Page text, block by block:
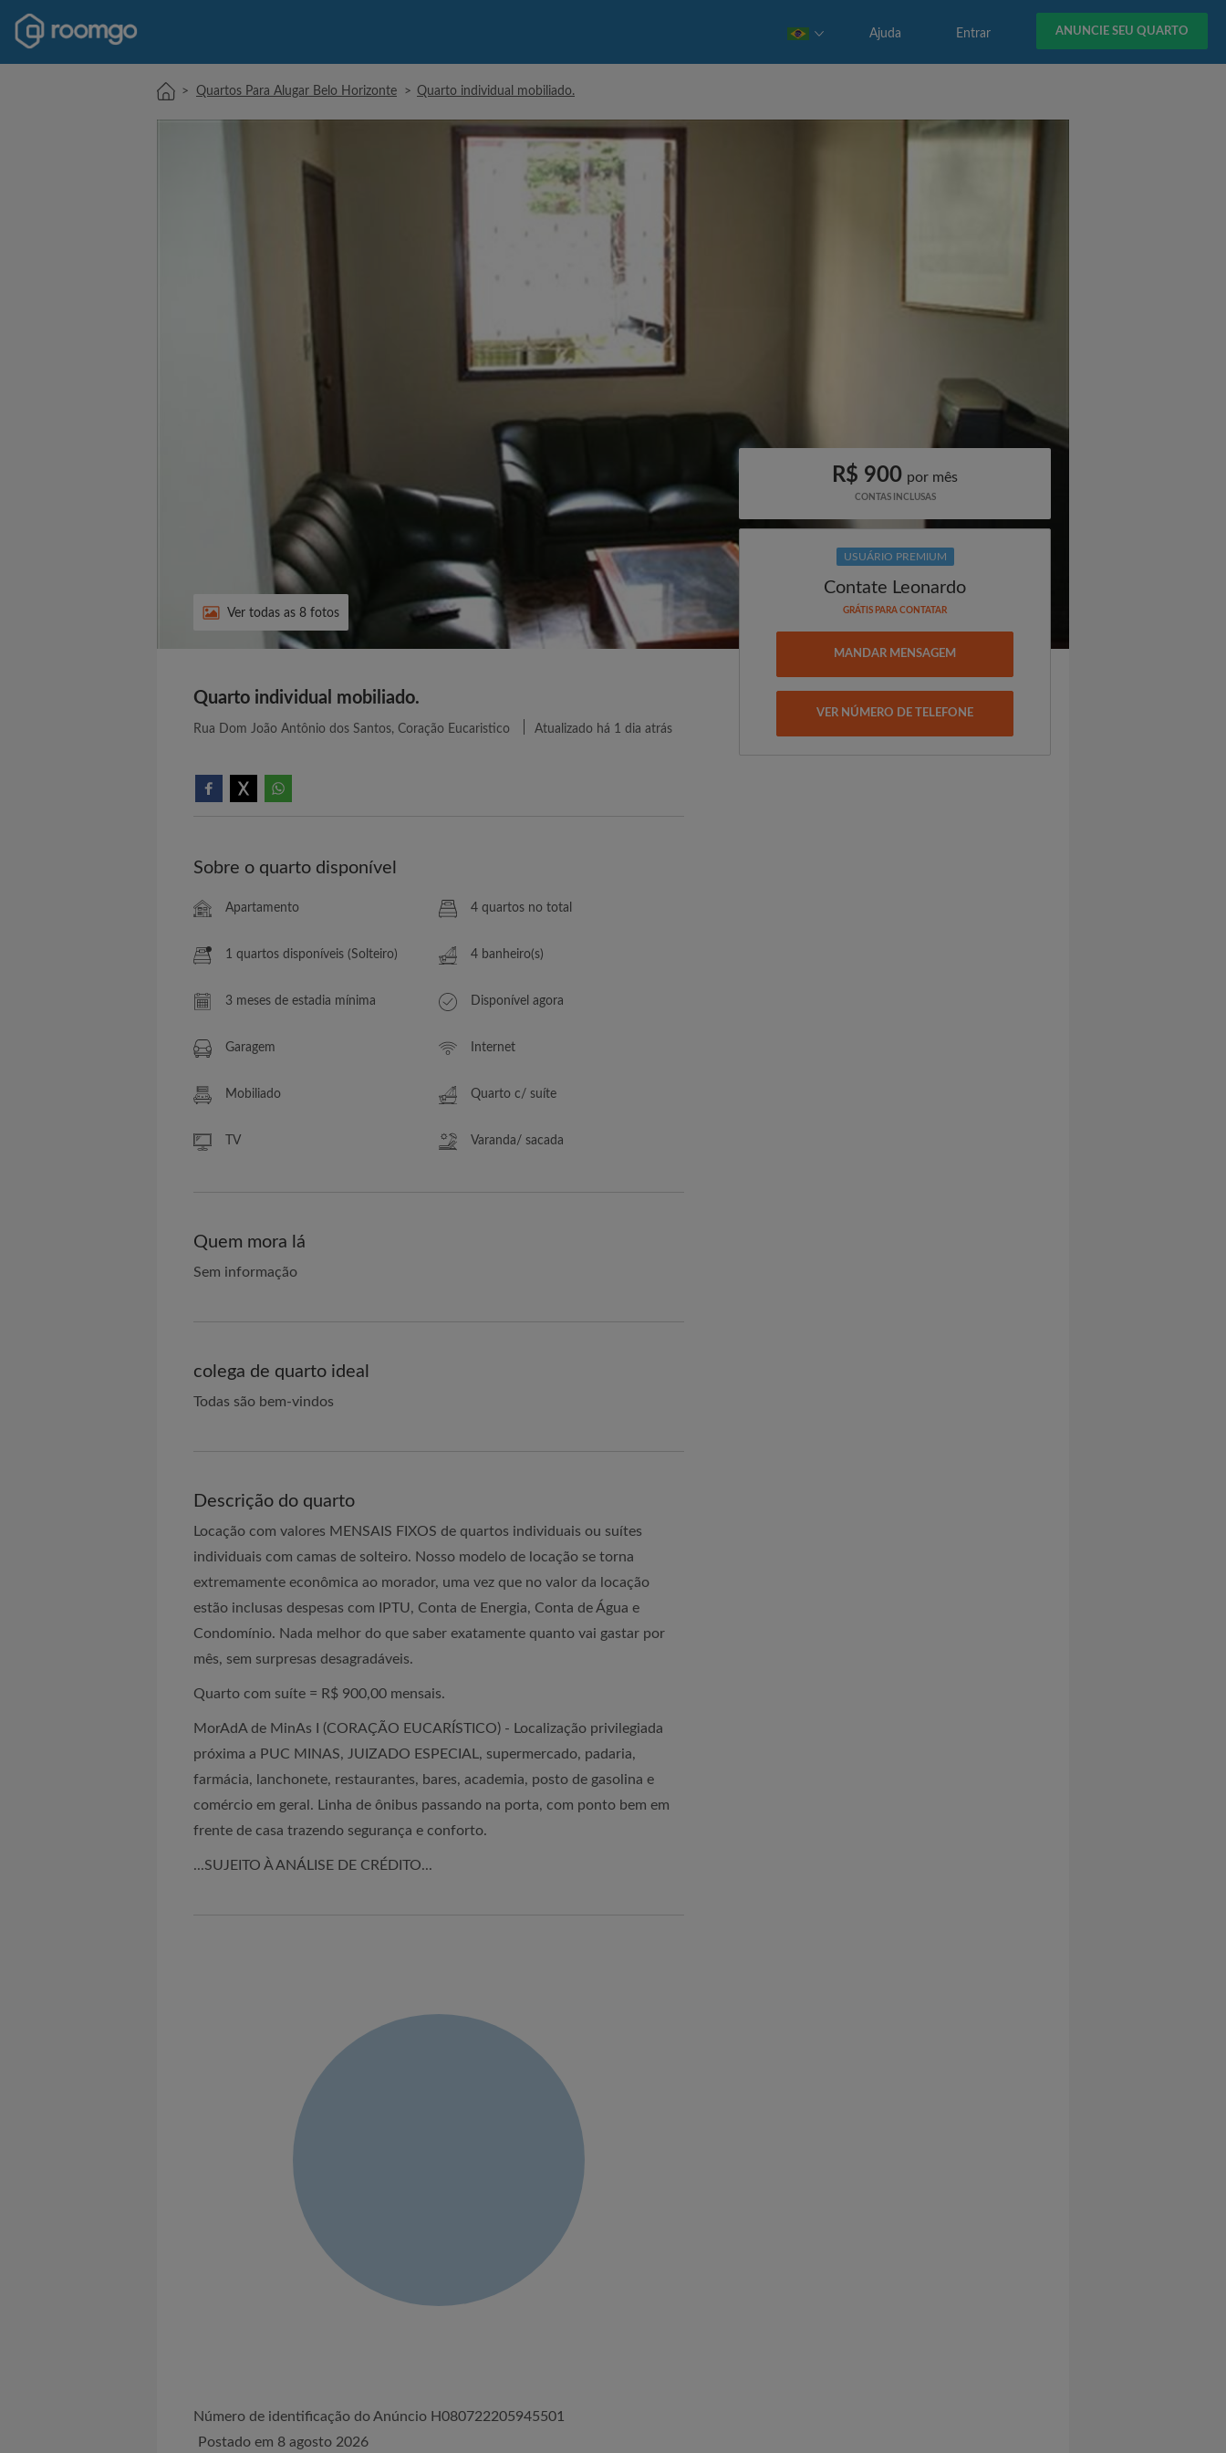
ANUNCIE SEU QUARTO
Entrar
Ajuda
> Quartos Para Alugar Belo Horizonte > Quarto individual mobiliado.
Ver todas as 8 fotos
Quarto individual mobiliado.
Rua Dom João Antônio dos Santos, Coração Eucaristico Atualizado há 1 dia atrás
Sobre o quarto disponível
Apartamento 4 quartos no total
1 quartos disponíveis (Solteiro) 4 banheiro(s)
3 meses de estadia mínima Disponível agora
Garagem Internet
Mobiliado Quarto c/ suíte
TV Varanda/ sacada
Quem mora lá
Sem informação
colega de quarto ideal
Todas são bem-vindos
Descrição do quarto
Locação com valores MENSAIS FIXOS de quartos individuais ou suítes
individuais com camas de solteiro. Nosso modelo de locação se torna
extremamente econômica ao morador, uma vez que no valor da locação
estão inclusas despesas com IPTU, Conta de Energia, Conta de Água e
Condomínio. Nada melhor do que saber exatamente quanto vai gastar por
mês, sem surpresas desagradáveis.
Quarto com suíte = R$ 900,00 mensais.
MorAdA de MinAs I (CORAÇÃO EUCARÍSTICO) - Localização privilegiada
próxima a PUC MINAS, JUIZADO ESPECIAL, supermercado, padaria,
farmácia, lanchonete, restaurantes, bares, academia, posto de gasolina e
comércio em geral. Linha de ônibus passando na porta, com ponto bem em
frente de casa trazendo segurança e conforto.
...SUJEITO À ANÁLISE DE CRÉDITO...
Número de identificação do Anúncio H080722205945501
Postado em 8 agosto 2026
R$ 900 por mês
CONTAS INCLUSAS
USUÁRIO PREMIUM
Contate Leonardo
GRÁTIS PARA CONTATAR
MANDAR MENSAGEM
VER NÚMERO DE TELEFONE